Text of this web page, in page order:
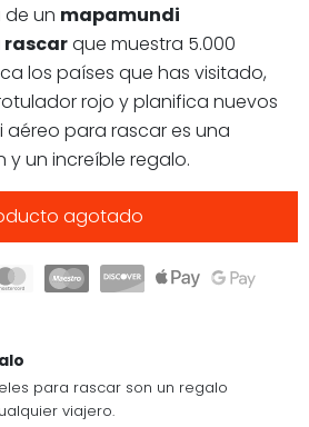
de un mapamundi
rascarque muestra 5.000
los países que has visitado,
rojo y planifica nuevos
aéreo para rascar es una
un increíble regalo.
agotado
para rascar son un regalo
viajero.